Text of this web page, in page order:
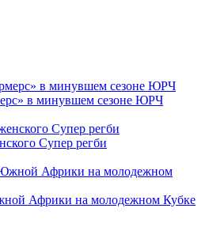
в минувшем сезоне ЮРЧ
Супер регби
Африки на молодежном Кубке